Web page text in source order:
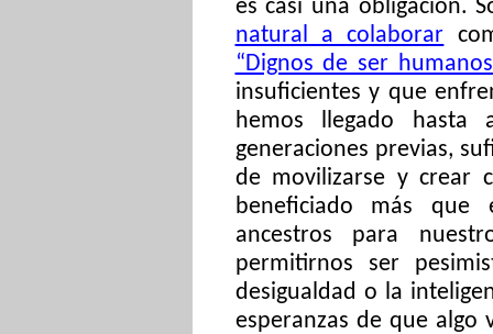
es casi una obligación.
natural a colaborar
“Dignos de ser humanos
insuficientes y que
hemos llegado
generaciones previas,
de movilizarse y crear
beneficiado más que
ancestros para
permitirnos ser
desigualdad o la
esperanzas de que algo